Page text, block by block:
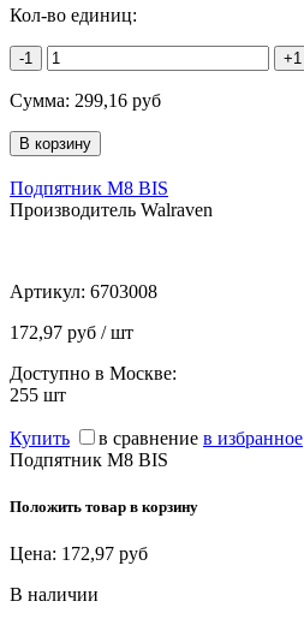
Кол-во единиц:
-1 +1
Сумма: 299,16 руб
Подпятник M8 BIS
Производитель Walraven
Артикул: 6703008
172,97 руб / шт
Доступно в Москве:
255 шт
Купить в сравнение в избранное
Подпятник M8 BIS
Положить товар в корзину
Цена: 172,97 руб
В наличии